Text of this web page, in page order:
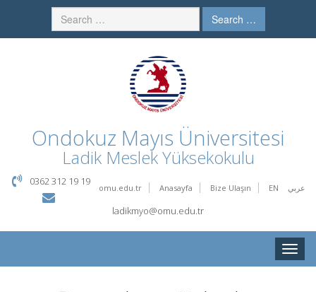
Search …
Ondokuz Mayıs Üniversitesi
Ladik Meslek Yüksekokulu
omu.edu.tr Anasayfa Bize Ulaşın EN عربي
0362 312 19 19
ladikmyo@omu.edu.tr
Toggle